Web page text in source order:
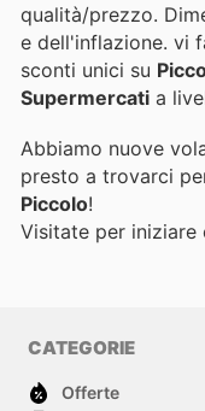
qualità/prezzo.
e dell'inflazione. vi
sconti unici su
Supermercati a
Abbiamo nuove
presto a trovarci
Piccolo!
Visitate per iniziare
CATEGORIE
Offerte